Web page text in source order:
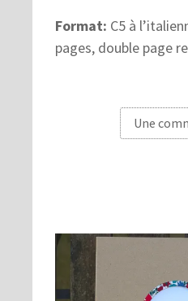
Format: C5 à
pages, double page
Une